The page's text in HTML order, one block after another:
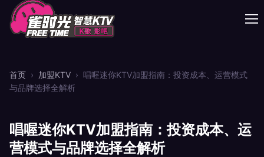
首页 › 加盟KTV › 唱喔迷你KTV加盟指南：投资成本、运营模式
与品牌选择全解析
唱喔迷你KTV加盟指南：投资成本、运
营模式与品牌选择全解析